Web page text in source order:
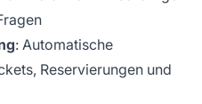
: Automatische
Reservierungen und